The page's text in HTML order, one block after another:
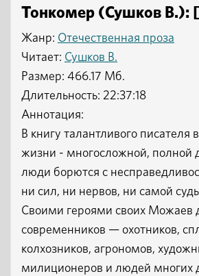
Тонкомер (Сушков В.):
Жанр: Отечественная проза
Читает: Сушков В.
Размер: 466.17 Мб.
Длительность: 22:37:18
Аннотация:
В книгу талантливого писателя
жизни - многосложной, полной
люди борются с
ни сил, ни нервов, ни самой
Своими героями своих Можаев
современников — охотников,
колхозников, агрономов,
милиционеров и людей многих